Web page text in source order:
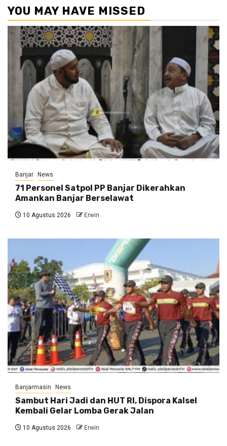
YOU MAY HAVE MISSED
Banjar News
71 Personel Satpol PP Banjar Dikerahkan
Amankan Banjar Berselawat
10 Agustus 2026 Erwin
Banjarmasin News
Sambut Hari Jadi dan HUT RI, Dispora Kalsel
Kembali Gelar Lomba Gerak Jalan
10 Agustus 2026 Erwin